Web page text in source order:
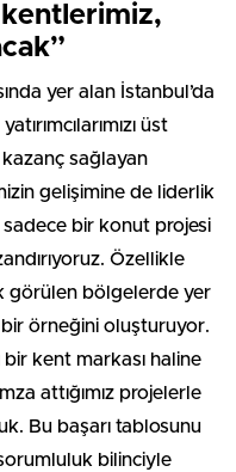
yer alan İstanbul’da
üst
sağlayan
gelişimine de liderlik
sadece bir konut projesi
Özellikle
görülen bölgelerde yer
örneğini oluşturuyor.
bir kent markası haline
attığımız projelerle
Bu başarı tablosunu
bilinciyle